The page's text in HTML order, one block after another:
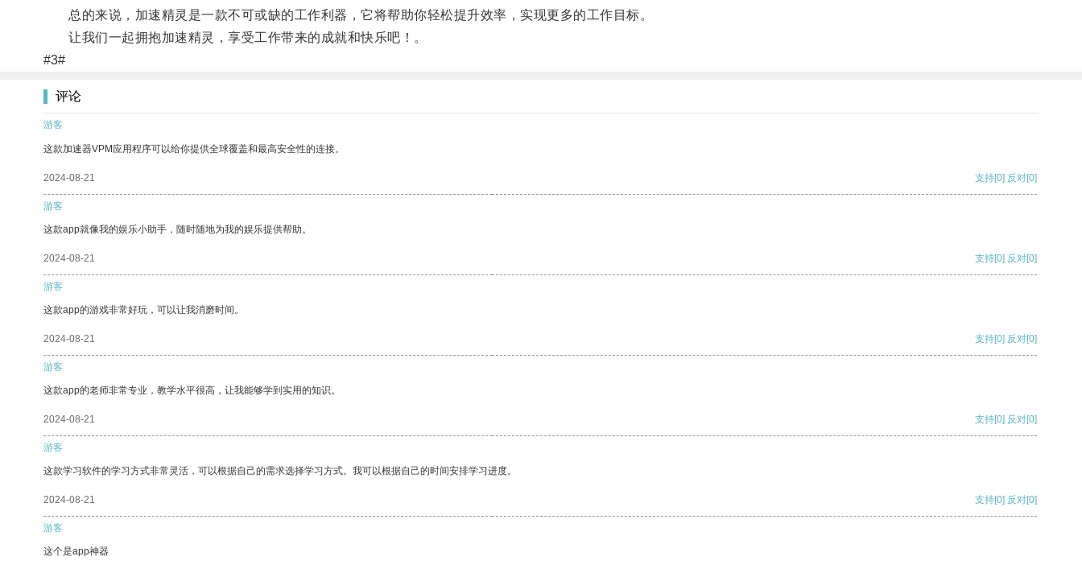
总的来说，加速精灵是一款不可或缺的工作利器，它将帮助你轻松提升效率，实现更多的工作目标。
让我们一起拥抱加速精灵，享受工作带来的成就和快乐吧！。
#3#
评论
游客
这款加速器VPM应用程序可以给你提供全球覆盖和最高安全性的连接。
2024-08-21 支持[0] 反对[0]
游客
这款app就像我的娱乐小助手，随时随地为我的娱乐提供帮助。
2024-08-21 支持[0] 反对[0]
游客
这款app的游戏非常好玩，可以让我消磨时间。
2024-08-21 支持[0] 反对[0]
游客
这款app的老师非常专业，教学水平很高，让我能够学到实用的知识。
2024-08-21 支持[0] 反对[0]
游客
这款学习软件的学习方式非常灵活，可以根据自己的需求选择学习方式。我可以根据自己的时间安排学习进度。
2024-08-21 支持[0] 反对[0]
游客
这个是app神器